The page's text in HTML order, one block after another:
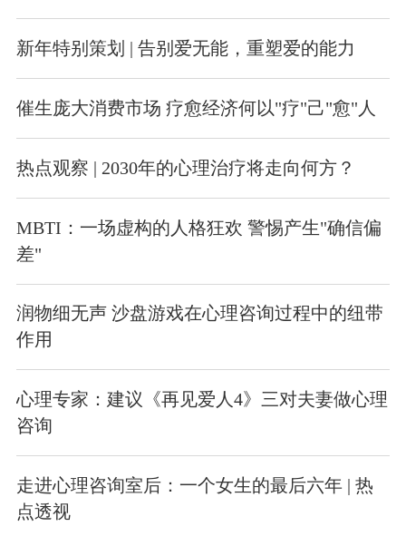
新年特别策划 | 告别爱无能，重塑爱的能力
催生庞大消费市场 疗愈经济何以"疗"己"愈"人
热点观察 | 2030年的心理治疗将走向何方？
MBTI：一场虚构的人格狂欢 警惕产生"确信偏
差"
润物细无声 沙盘游戏在心理咨询过程中的纽带
作用
心理专家：建议《再见爱人4》三对夫妻做心理
咨询
走进心理咨询室后：一个女生的最后六年 | 热
点透视